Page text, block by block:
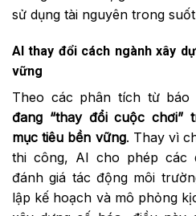
sử dụng tài nguyên trong
AI thay đổi cách ngành xây
vững
Theo các phân tích từ báo
đang “thay đổi cuộc chơi”
mục tiêu bền vững. Thay vì
thi công, AI cho phép các
đánh giá tác động môi
lập kế hoạch và mô phỏng